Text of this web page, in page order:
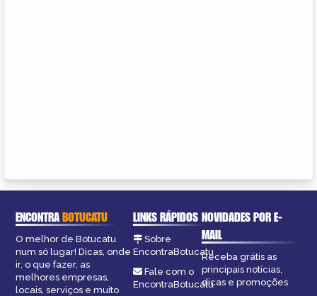
ENCONTRABOTUCATU
O melhor de Botucatu
num só lugar! Dicas, onde
ir, o que fazer, as
melhores empresas,
locais, serviços e muito
LINKS RÁPIDOS
Sobre
EncontraBotucatu
Fale com o
EncontraBotucatu
NOVIDADES POR E-
MAIL
Receba grátis as
principais notícias,
dicas e promoções